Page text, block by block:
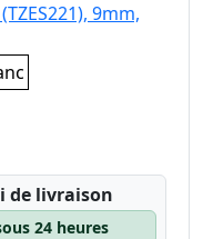
9mm,
de livraison
24 heures